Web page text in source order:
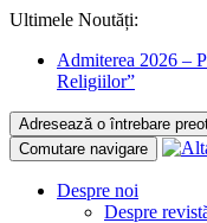
Ultimele Noutăți:
Admiterea 2026 –
Religiilor”
Adresează o întrebare
Comutare navigare
Despre noi
Despre